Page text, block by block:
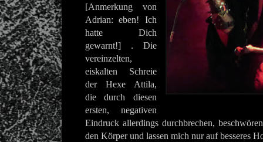
[Anmerkung von
Adrian: eben! Ich
hatte Dich
gewarnt!] . Die
vereinzelten,
eiskalten Schreie
der Hexe Attila,
die durch diesen
ersten, negativen
Eindruck allerdings durchbrechen,
den Körper und lassen mich nur auf besseres